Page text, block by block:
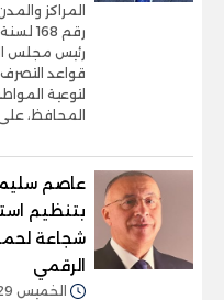
المراكز
قواعد
لتوعية
المحافظ،
عاصم
بتنظيم
شجاعة
الرقمي
الخميس 29/يناير/2026 - 03:50 م